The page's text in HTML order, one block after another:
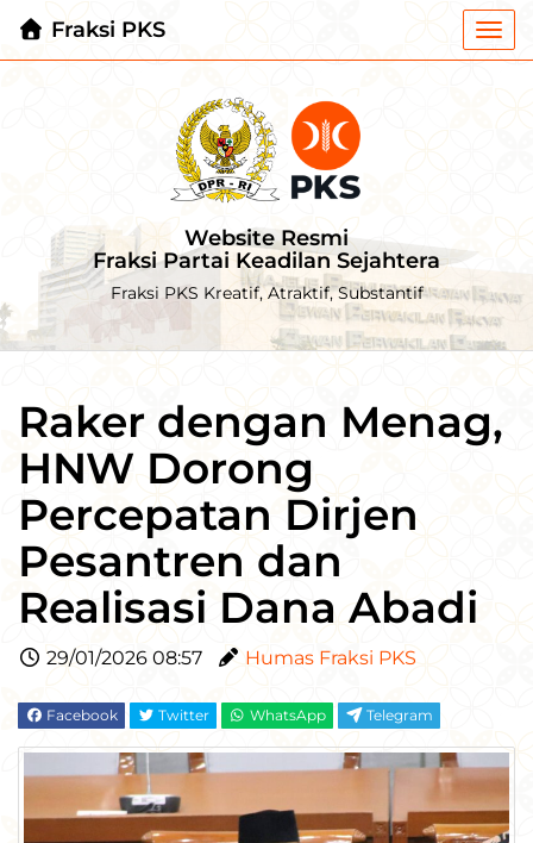
Fraksi PKS
Website Resmi
Fraksi Partai Keadilan Sejahtera
Fraksi PKS Kreatif, Atraktif, Substantif
Raker dengan Menag,
HNW Dorong
Percepatan Dirjen
Pesantren dan
Realisasi Dana Abadi
29/01/2026 08:57 Humas Fraksi PKS
Facebook Twitter WhatsApp Telegram